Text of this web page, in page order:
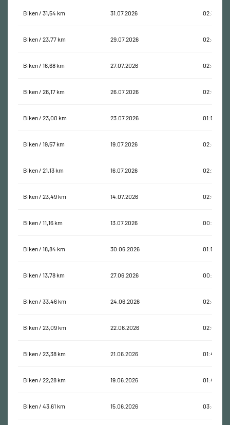
Biken / 31,54 km 31.07.2026 02:35:45
Biken / 23,77 km 29.07.2026 02:49:54
Biken / 16,68 km 27.07.2026 02:34:53
Biken / 26,17 km 26.07.2026 02:06:17
Biken / 23,00 km 23.07.2026 01:52:24
Biken / 19,57 km 19.07.2026 02:42:41
Biken / 21,13 km 16.07.2026 02:21:36
Biken / 23,49 km 14.07.2026 02:02:33
Biken / 11,16 km 13.07.2026 00:34:02
Biken / 18,84 km 30.06.2026 01:52:31
Biken / 13,78 km 27.06.2026 00:55:31
Biken / 33,46 km 24.06.2026 02:45:11
Biken / 23,09 km 22.06.2026 02:07:53
Biken / 23,38 km 21.06.2026 01:44:25
Biken / 22,28 km 19.06.2026 01:40:04
Biken / 43,61 km 15.06.2026 03:42:03